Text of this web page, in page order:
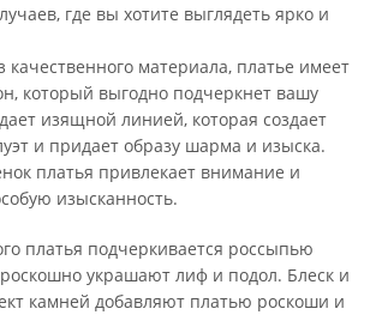
где вы хотите выглядеть ярко и
качественного материала, платье имеет
который выгодно подчеркнет вашу
изящной линией, которая создает
и придает образу шарма и изыска.
платья привлекает внимание и
изысканность.
платья подчеркивается россыпью
украшают лиф и подол. Блеск и
камней добавляют платью роскоши и